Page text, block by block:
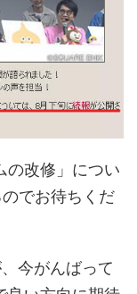
の改修」につい
でお待ちくだ
今がんばって